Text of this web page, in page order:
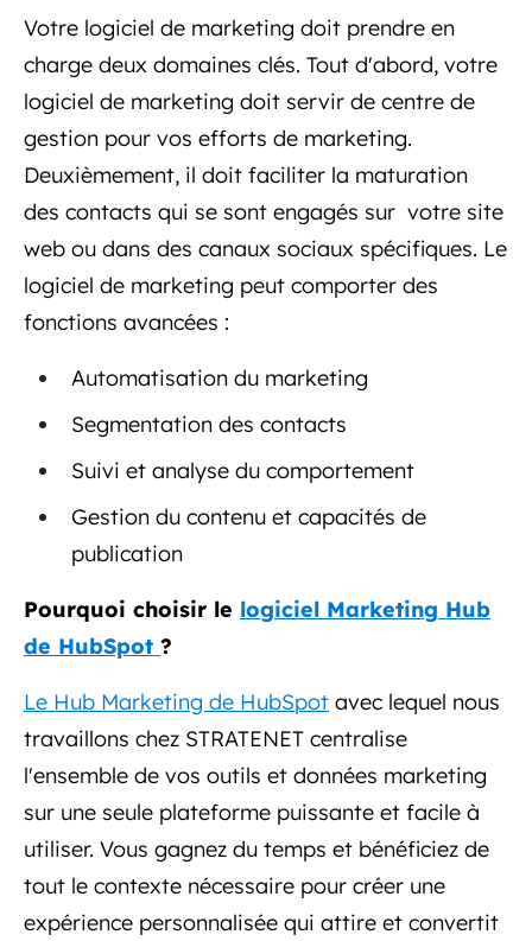
Votre logiciel de marketing doit prendre en
charge deux domaines clés. Tout d'abord, votre
logiciel de marketing doit servir de centre de
gestion pour vos efforts de marketing.
Deuxièmement, il doit faciliter la maturation
des contacts qui se sont engagés sur votre site
web ou dans des canaux sociaux spécifiques. Le
logiciel de marketing peut comporter des
fonctions avancées :
Automatisation du marketing
Segmentation des contacts
Suivi et analyse du comportement
Gestion du contenu et capacités de
publication
Pourquoi choisir le logiciel Marketing Hub
de HubSpot ?
Le Hub Marketing de HubSpot avec lequel nous
travaillons chez STRATENET centralise
l'ensemble de vos outils et données marketing
sur une seule plateforme puissante et facile à
utiliser. Vous gagnez du temps et bénéficiez de
tout le contexte nécessaire pour créer une
expérience personnalisée qui attire et convertit